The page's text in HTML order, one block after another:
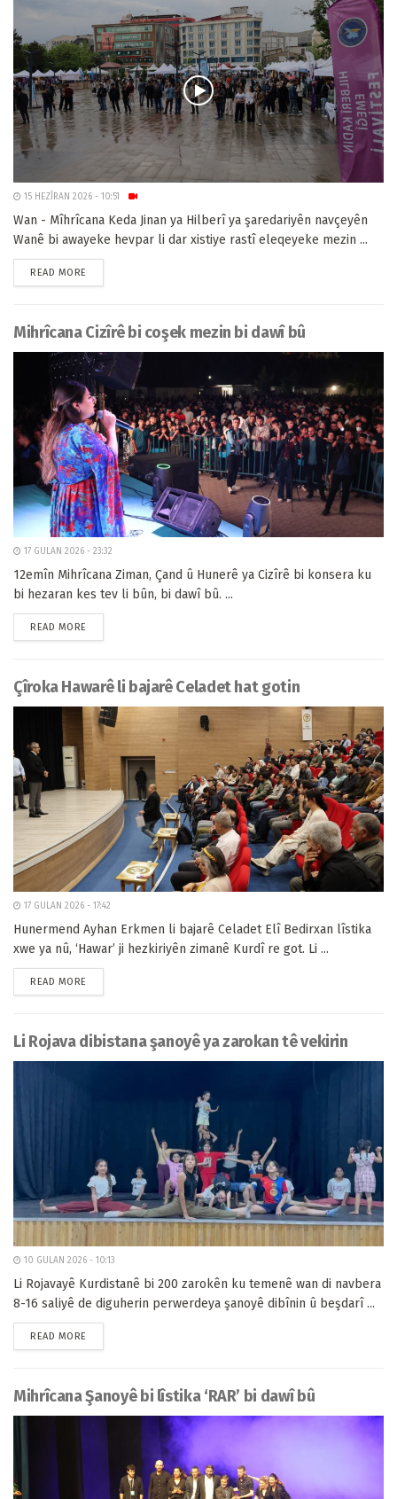
15 HEZÎRAN 2026 - 10:51
Wan - Mîhrîcana Keda Jinan ya Hilberî ya şaredariyên navçeyên
Wanê bi awayeke hevpar li dar xistiye rastî eleqeyeke mezin ...
READ MORE
Mihrîcana Cizîrê bi coşek mezin bi dawî bû
17 GULAN 2026 - 23:32
12emîn Mihrîcana Ziman, Çand û Hunerê ya Cizîrê bi konsera ku
bi hezaran kes tev li bûn, bi dawî bû. ...
READ MORE
Çîroka Hawarê li bajarê Celadet hat gotin
17 GULAN 2026 - 17:42
Hunermend Ayhan Erkmen li bajarê Celadet Elî Bedirxan lîstika
xwe ya nû, ‘Hawar’ ji hezkiriyên zimanê Kurdî re got. Li ...
READ MORE
Li Rojava dibistana şanoyê ya zarokan tê vekirin
10 GULAN 2026 - 10:13
Li Rojavayê Kurdistanê bi 200 zarokên ku temenê wan di navbera
8-16 saliyê de diguherin perwerdeya şanoyê dibînin û beşdarî ...
READ MORE
Mihrîcana Şanoyê bi lîstika ‘RAR’ bi dawî bû